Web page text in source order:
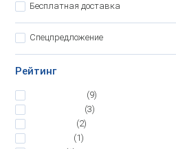
Бесплатная доставка
Спецпредложение
Рейтинг
(9)
(3)
(2)
(1)